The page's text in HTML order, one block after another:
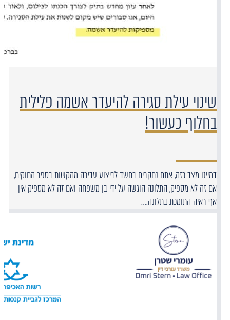
שינוי עילת סגירה להיעדר אשמה פלילית
בחלוף כעשור!
דמיינו מצב כזה, אתם נחקרים בחשד לביצוע עבירה מהקשות בספר החוקים,
אם זה לא מספיק, התלונה הוגשה על ידי בן משפחה ואם זה לא מספיק אין
אף ראיה התומכת בתלונה.…